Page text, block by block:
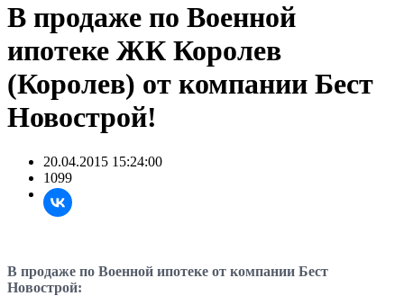
В продаже по Военной
ипотеке ЖК Королев
(Королев) от компании Бест
Новострой!
20.04.2015 15:24:00
1099
В продаже по Военной ипотеке от компании Бест
Новострой: